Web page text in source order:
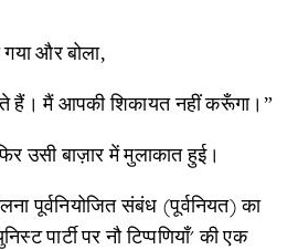
और बोला,
मैं आपकी शिकायत नहीं करूँगा।”
उसी बाज़ार में मुलाकात हुई।
पूर्वनियोजित संबंध (पूर्वनियत) का
पार्टी पर नौ टिप्पणियाँ' की एक